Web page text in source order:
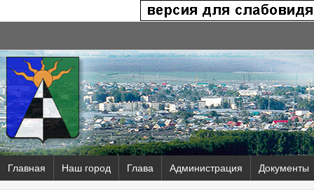
Главная Наш город Глава Администрация Документы